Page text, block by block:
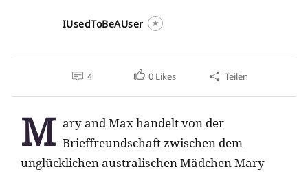
IUsedToBeAUser
4 0 Likes Teilen
M ary and Max handelt von der
Brieffreundschaft zwischen dem
unglücklichen australischen Mädchen Mary